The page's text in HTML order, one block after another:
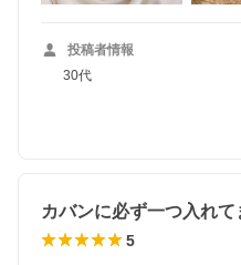
投稿者情報
30代
カバンに必ず一つ入れて
5